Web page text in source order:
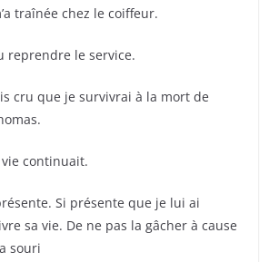
traînée chez le coiffeur.
reprendre le service.
cru que je survivrai à la mort de
continuait.
Si présente que je lui ai
sa vie. De ne pas la gâcher à cause
souri